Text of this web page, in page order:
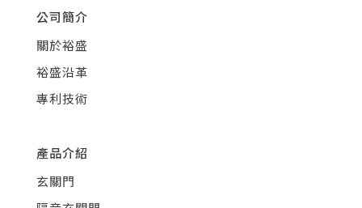
公司簡介
關於裕盛
裕盛沿革
專利技術
產品介紹
玄關門